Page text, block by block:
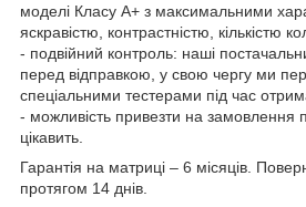
моделі Класу А+ з максимальними
яскравістю, контрастністю, кількістю
- подвійний контроль: наші
перед відправкою, у свою чергу ми
спеціальними тестерами під час
- можливість привезти на
цікавить.
Гарантія на матриці – 6 місяців.
протягом 14 днів.